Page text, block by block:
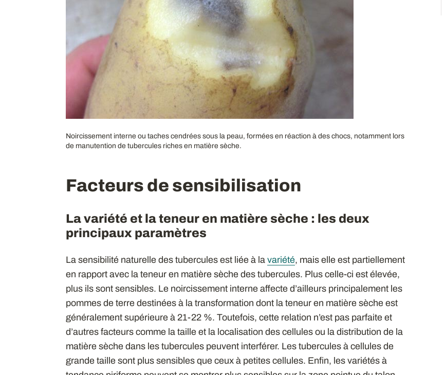
Noircissement interne ou taches cendrées sous la peau, formées en réaction à des chocs, notamment lors
de manutention de tubercules riches en matière sèche.
Facteurs de sensibilisation
La variété et la teneur en matière sèche : les deux
principaux paramètres
La sensibilité naturelle des tubercules est liée à la variété, mais elle est partiellement
en rapport avec la teneur en matière sèche des tubercules. Plus celle-ci est élevée,
plus ils sont sensibles. Le noircissement interne affecte d’ailleurs principalement les
pommes de terre destinées à la transformation dont la teneur en matière sèche est
généralement supérieure à 21-22 %. Toutefois, cette relation n’est pas parfaite et
d’autres facteurs comme la taille et la localisation des cellules ou la distribution de la
matière sèche dans les tubercules peuvent interférer. Les tubercules à cellules de
grande taille sont plus sensibles que ceux à petites cellules. Enfin, les variétés à